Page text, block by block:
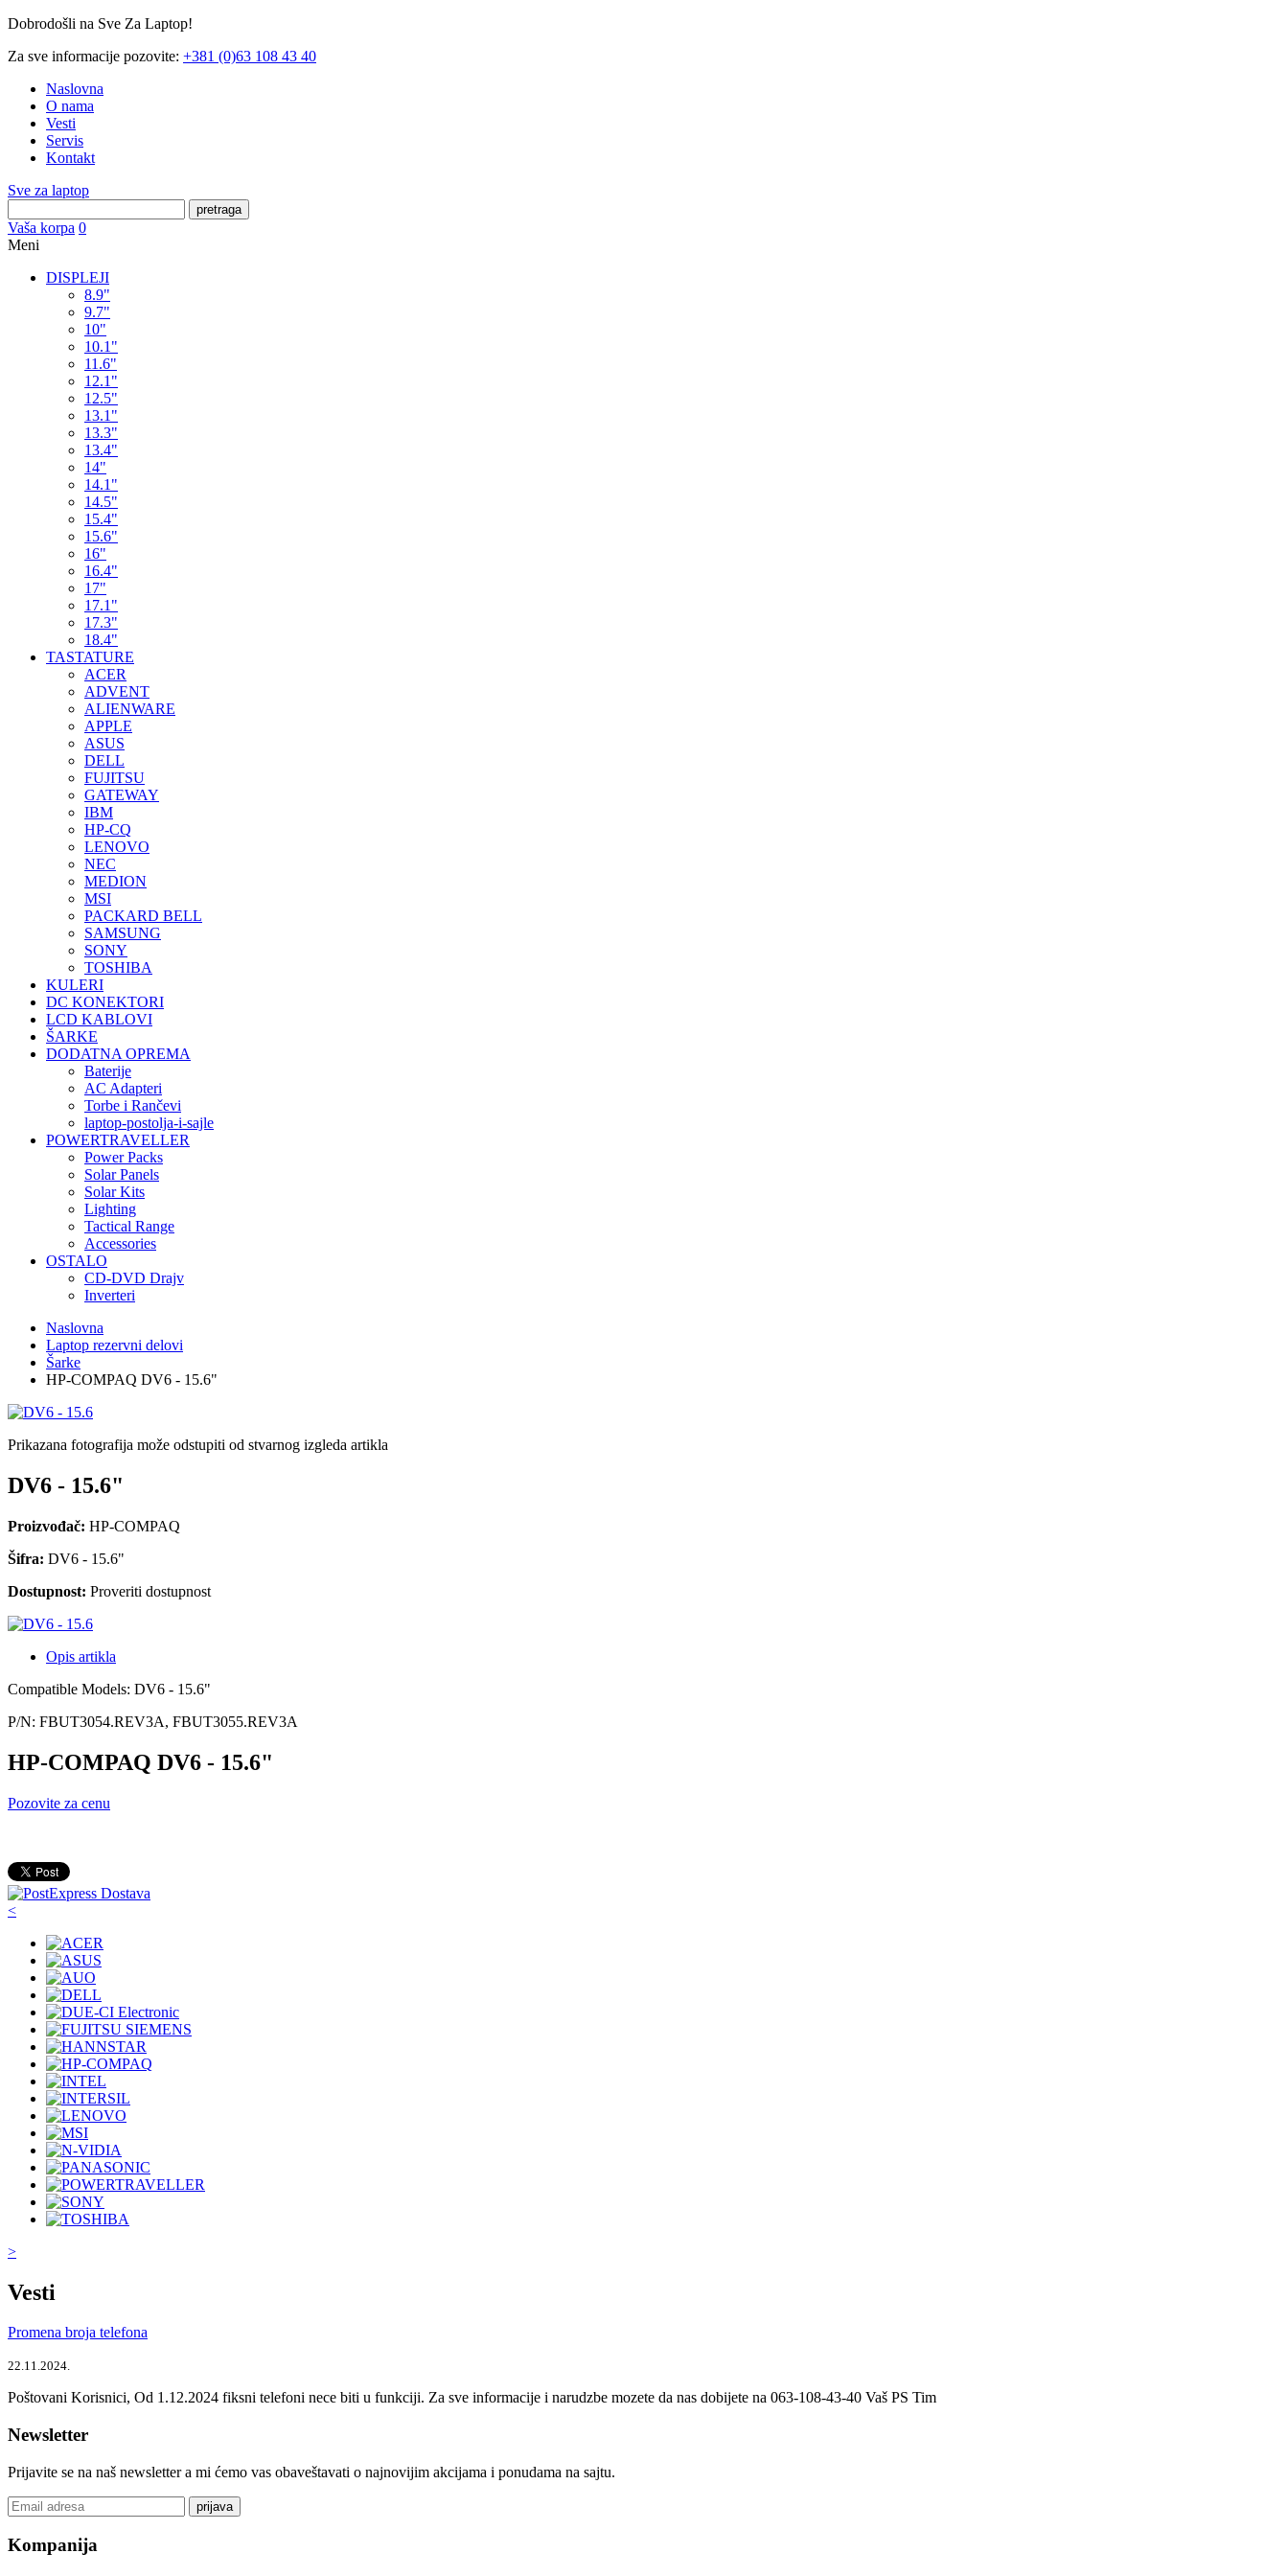
Dobrodošli na Sve Za Laptop!
Za sve informacije pozovite: +381 (0)63 108 43 40
Naslovna
O nama
Vesti
Servis
Kontakt
Sve za laptop
pretraga
Vaša korpa 0
Meni
DISPLEJI
8.9"
9.7"
10"
10.1"
11.6"
12.1"
12.5"
13.1"
13.3"
13.4"
14"
14.1"
14.5"
15.4"
15.6"
16"
16.4"
17"
17.1"
17.3"
18.4"
TASTATURE
ACER
ADVENT
ALIENWARE
APPLE
ASUS
DELL
FUJITSU
GATEWAY
IBM
HP-CQ
LENOVO
NEC
MEDION
MSI
PACKARD BELL
SAMSUNG
SONY
TOSHIBA
KULERI
DC KONEKTORI
LCD KABLOVI
ŠARKE
DODATNA OPREMA
Baterije
AC Adapteri
Torbe i Rančevi
laptop-postolja-i-sajle
POWERTRAVELLER
Power Packs
Solar Panels
Solar Kits
Lighting
Tactical Range
Accessories
OSTALO
CD-DVD Drajv
Inverteri
Naslovna
Laptop rezervni delovi
Šarke
HP-COMPAQ DV6 - 15.6"
Prikazana fotografija može odstupiti od stvarnog izgleda artikla
DV6 - 15.6"
Proizvođač: HP-COMPAQ
Šifra: DV6 - 15.6"
Dostupnost: Proveriti dostupnost
Opis artikla
Compatible Models: DV6 - 15.6"
P/N: FBUT3054.REV3A, FBUT3055.REV3A
HP-COMPAQ DV6 - 15.6"
Pozovite za cenu
<
>
Vesti
Promena broja telefona
22.11.2024.
Poštovani Korisnici, Od 1.12.2024 fiksni telefoni nece biti u funkciji. Za sve informacije i narudzbe mozete da nas dobijete na 063-108-43-40 Vaš PS Tim
Newsletter
Prijavite se na naš newsletter a mi ćemo vas obaveštavati o najnovijim akcijama i ponudama na sajtu.
prijava
Kompanija